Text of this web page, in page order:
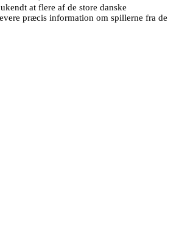
at flere af de store danske
præcis information om spillerne fra de